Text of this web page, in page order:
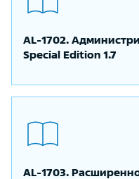
AL-1702.
Special Edition 1.7
AL-1703.